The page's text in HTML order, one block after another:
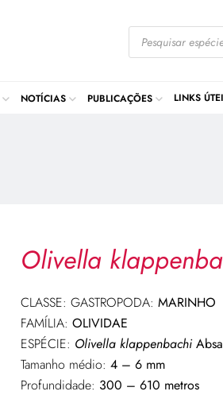
NOTÍCIAS PUBLICAÇÕES LINKS
Olivella
CLASSE: GASTROPODA: MARINHO
FAMÍLIA: OLIVIDAE
ESPÉCIE: Olivella klappenbachi
Tamanho médio: 4 – 6 mm
Profundidade: 300 – 610 metros